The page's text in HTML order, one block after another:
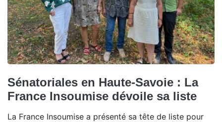
Sénatoriales en Haute-Savoie : La
France Insoumise dévoile sa liste
La France Insoumise a présenté sa tête de liste pour